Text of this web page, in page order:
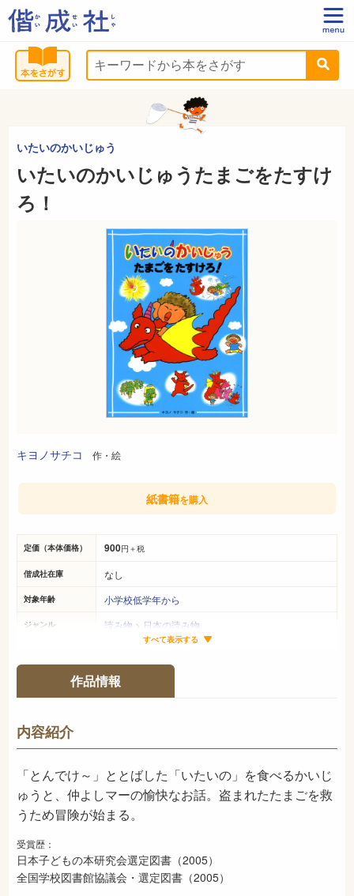
いたいのかいじゅう
いたいのかいじゅうたまごをたすけ
ろ！
キヨノサチコ 作・絵
定価（本体価格） 900円＋税
偕成社在庫 なし
対象年齢 小学校低学年から
ジャンル 読み物 > 日本の読み物
78ページ
ISBN 978-4-03-460300-0
NDC
発売日 2005年7月
すべて表示する
紙書籍を購入
作品情報
内容紹介
「とんでけ～」ととばした「いたいの」を食べるかいじ
ゅうと、仲よしマーの愉快なお話。盗まれたたまごを救
うため冒険が始まる。
受賞歴：
日本子どもの本研究会選定図書（2005）
全国学校図書館協議会・選定図書（2005）